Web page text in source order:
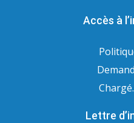
Accès à
Lettre